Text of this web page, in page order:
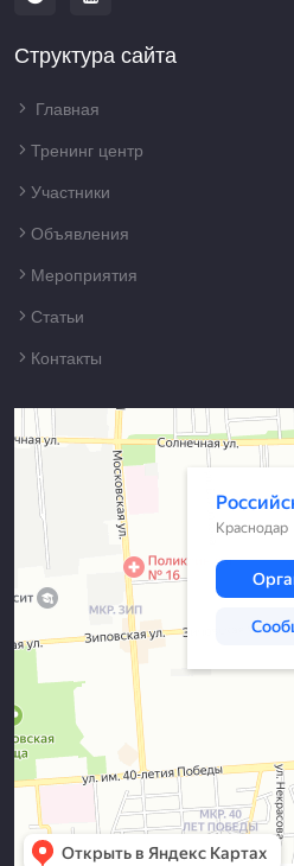
Структура сайта
Главная
Тренинг центр
Участники
Объявления
Мероприятия
Статьи
Контакты
Краснодар
Российская улица, 79/1 — Яндекс Карты